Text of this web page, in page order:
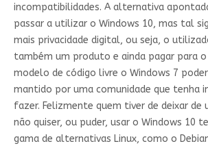
incompatibilidades. A alternativa
passar a utilizar o Windows 10, mas tal
mais privacidade digital, ou seja, o
também um produto e ainda pagar para
modelo de código livre o Windows 7
mantido por uma comunidade que tenha
fazer. Felizmente quem tiver de deixar de
não quiser, ou puder, usar o Windows 10
gama de alternativas Linux, como o